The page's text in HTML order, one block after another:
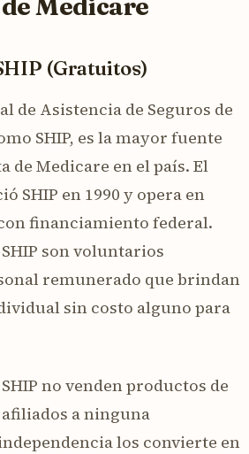
(Gratuitos)
de Asistencia de Seguros de
SHIP, es la mayor fuente
de Medicare en el país. El
SHIP en 1990 y opera en
financiamiento federal.
son voluntarios
remunerado que brindan
sin costo alguno para
no venden productos de
a ninguna
los convierte en